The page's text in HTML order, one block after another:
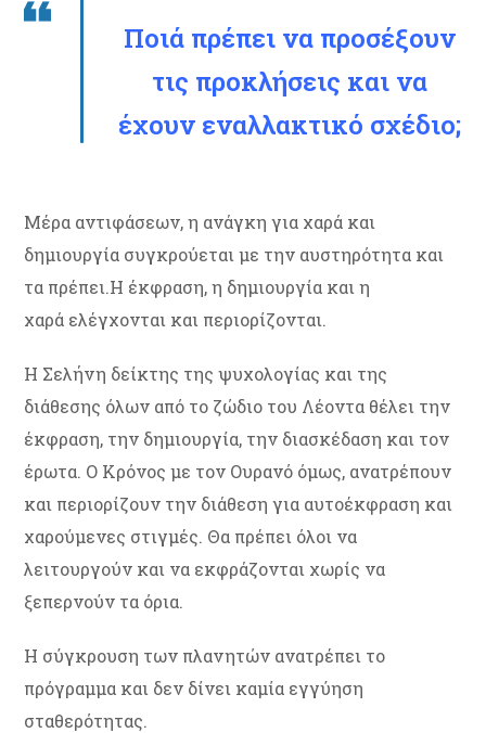
Ποιά πρέπει να προσέξουν
τις προκλήσεις και να
έχουν εναλλακτικό σχέδιο;
Μέρα αντιφάσεων, η ανάγκη για χαρά και
δημιουργία συγκρούεται με την αυστηρότητα και
τα πρέπει.Η έκφραση, η δημιουργία και η
χαρά ελέγχονται και περιορίζονται.
Η Σελήνη δείκτης της ψυχολογίας και της
διάθεσης όλων από το ζώδιο του Λέοντα θέλει την
έκφραση, την δημιουργία, την διασκέδαση και τον
έρωτα. Ο Κρόνος με τον Ουρανό όμως, ανατρέπουν
και περιορίζουν την διάθεση για αυτοέκφραση και
χαρούμενες στιγμές. Θα πρέπει όλοι να
λειτουργούν και να εκφράζονται χωρίς να
ξεπερνούν τα όρια.
H σύγκρουση των πλανητών ανατρέπει το
πρόγραμμα και δεν δίνει καμία εγγύηση
σταθερότητας.